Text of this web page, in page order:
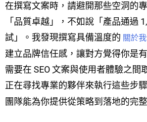
在撰寫文案時，請避開那些空洞的
「品質卓越」，不如說「產品通過
試」。我發現撰寫具備溫度的 關於
建立品牌信任感，讓對方覺得你是
需要在 SEO 文案與使用者體驗之間
正在尋找專業的夥伴來執行這些步
團隊能為你提供從策略到落地的完